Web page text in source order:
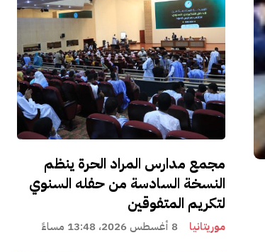
مجمع مدارس المراد الحرة ينظم
النسخة السادسة من حفله السنوي
لتكريم المتفوقين
موريتانيا 8 أغسطس 2026، 13:48 مساءً